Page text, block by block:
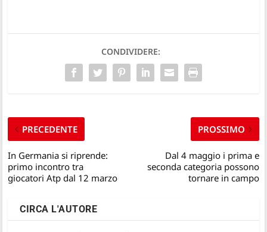
CONDIVIDERE:
PRECEDENTE
In Germania si riprende:
primo incontro tra
giocatori Atp dal 12 marzo
PROSSIMO
Dal 4 maggio i prima e
seconda categoria possono
tornare in campo
CIRCA L'AUTORE